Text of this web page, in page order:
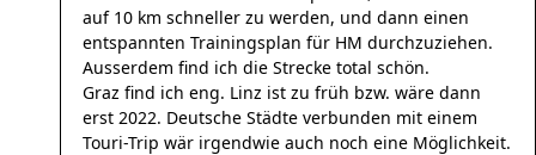
auf 10 km schneller zu werden, und dann einen
entspannten Trainingsplan für HM durchzuziehen.
Ausserdem find ich die Strecke total schön.
Graz find ich eng. Linz ist zu früh bzw. wäre dann
erst 2022. Deutsche Städte verbunden mit einem
Touri-Trip wär irgendwie auch noch eine Möglichkeit.